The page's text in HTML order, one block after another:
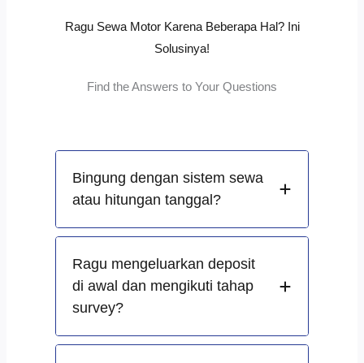
Ragu Sewa Motor Karena Beberapa Hal? Ini
Solusinya!
Find the Answers to Your Questions
Bingung dengan sistem sewa
atau hitungan tanggal?
Ragu mengeluarkan deposit
di awal dan mengikuti tahap
survey?